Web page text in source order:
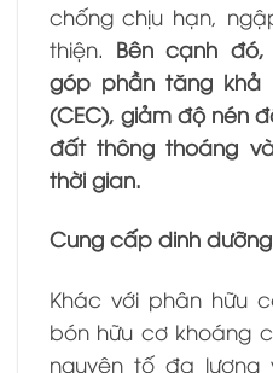
chống chịu hạn,
thiện. Bên cạnh
góp phần tăng khả
(CEC), giảm độ nén
đất thông thoáng
thời gian.
Cung cấp dinh
Khác với phân hữu
bón hữu cơ khoáng
nguyên tố đa